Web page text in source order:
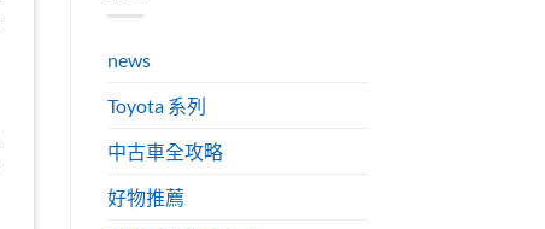
news
Toyota 系列
中古車全攻略
好物推薦